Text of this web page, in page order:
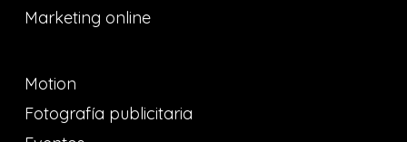
Marketing online
Motion
Fotografía publicitaria